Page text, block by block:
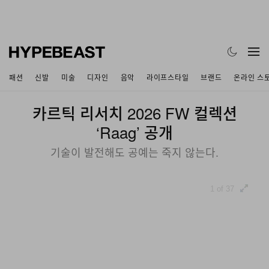
패션 신발 미술 디자인 음악 라이프스타일 브랜드 온라인 스
카르틱 리서치 2026 FW 컬렉션
‘Raag’ 공개
기술이 발전해도 공예는 죽지 않는다.